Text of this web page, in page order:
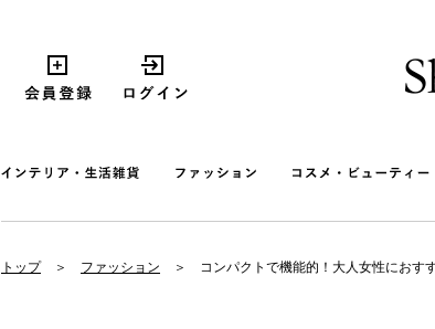
トップ ファッション コンパクトで機能的！大人女性におす